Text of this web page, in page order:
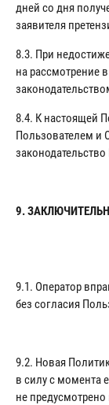
дней со дня
заявителя
8.3. При
на рассмотрение
8.4. К настоящей
Пользователем и
9.
9.1. Оператор
без согласия
9.2. Новая
в силу с момента
не